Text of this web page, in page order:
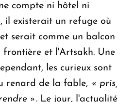
compte ni hôtel ni
il existerait un refuge où
serait comme un balcon
frontière et l'Artsakh. Une
les curieux sont
renard de la fable, « pris,
». Le jour, l'actualité